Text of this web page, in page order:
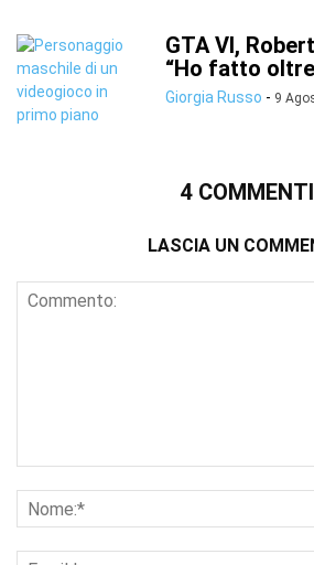
GTA VI,
“Ho fatto
Giorgia Russo - 9
4 COMMENTI
LASCIA UN